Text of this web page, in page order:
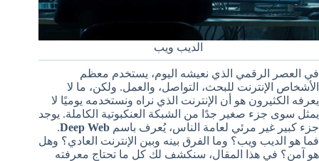
الديب ويب
في العصر الرقمي الذي نعيشه اليوم، يستخدم معظم
الأشخاص الإنترنت للبحث، التواصل، والعمل. ولكن، ما لا
يعرفه الكثيرون هو أن الإنترنت الذي نراه ونستخدمه يوميًا لا
يمثل سوى جزء صغير جدًا من الشبكة العنكبوتية الكاملة. يوجد
جزء كبير غير مرئي لعامة الناس، يُعرف باسم Deep Web
.
فما هو الديب ويب؟ وما الفرق بينه وبين الإنترنت العادي؟ وهل
هو آمن؟ في هذا المقال، سنكشف لك كل ما تحتاج معرفته